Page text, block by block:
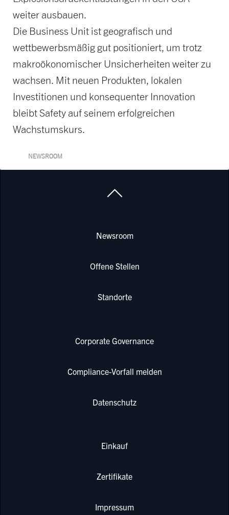
weiter ausbauen.
Die Business Unit ist geografisch und
wettbewerbsmäßig gut positioniert, um trotz
makroökonomischer Unsicherheiten weiter zu
wachsen. Mit neuen Produkten, lokalen
Investitionen und konsequenter Innovation
bleibt Safety auf seinem erfolgreichen
Wachstumskurs.
NEWSROOM
Newsroom
Offene Stellen
Standorte
Corporate Governance
Compliance-Vorfall melden
Datenschutz
Einkauf
Zertifikate
Impressum